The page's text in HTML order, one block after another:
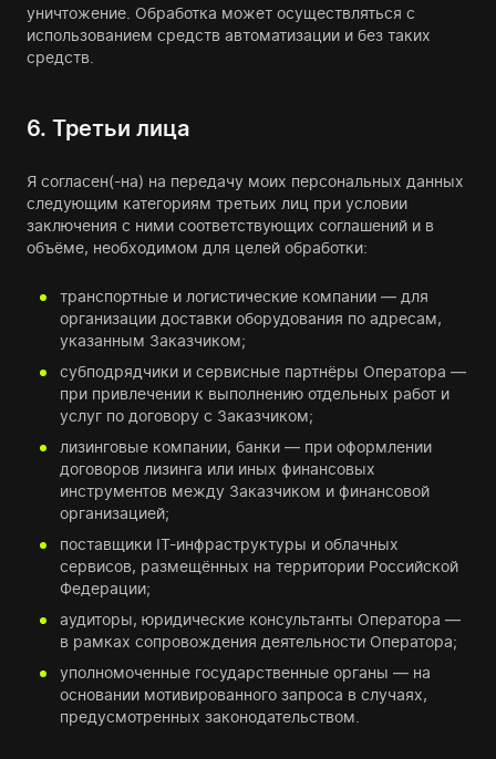
уничтожение. Обработка может осуществляться с
использованием средств автоматизации и без таких
средств.
6. Третьи лица
Я согласен(-на) на передачу моих персональных данных
следующим категориям третьих лиц при условии
заключения с ними соответствующих соглашений и в
объёме, необходимом для целей обработки:
транспортные и логистические компании — для
организации доставки оборудования по адресам,
указанным Заказчиком;
субподрядчики и сервисные партнёры Оператора —
при привлечении к выполнению отдельных работ и
услуг по договору с Заказчиком;
лизинговые компании, банки — при оформлении
договоров лизинга или иных финансовых
инструментов между Заказчиком и финансовой
организацией;
поставщики IT-инфраструктуры и облачных
сервисов, размещённых на территории Российской
Федерации;
аудиторы, юридические консультанты Оператора —
в рамках сопровождения деятельности Оператора;
уполномоченные государственные органы — на
основании мотивированного запроса в случаях,
предусмотренных законодательством.